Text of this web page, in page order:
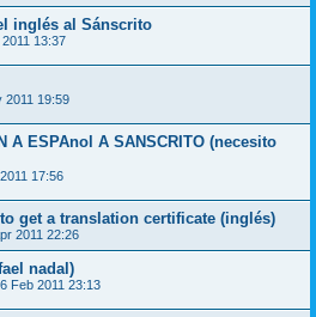
inglés al Sánscrito
13:37
2011 19:59
A ESPAnol A SANSCRITO (necesito
17:56
get a translation certificate (inglés)
2011 22:26
nadal)
Feb 2011 23:13